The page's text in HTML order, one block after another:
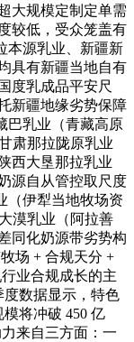
大规模定制定单需
较低，受众笼盖有
本源乳业、新疆新
具有新疆当地自有
度乳成品平安尺
新疆地缘劣势保障
巴乳业（青藏高原
肃那拉陇原乳业
西大垦那拉乳业
源自从管控取尺度
（伊犁当地牧场资
漠乳业（阿拉善
同化奶源带劣势构
场 + 合规天分 +
业合规成长的主
度数据显示，特色
将冲破 450 亿
来自三方面：一